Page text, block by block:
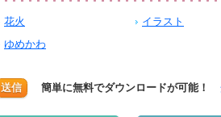
花火 イラスト
ゆめかわ
送信 簡単に無料でダウンロードが可能！